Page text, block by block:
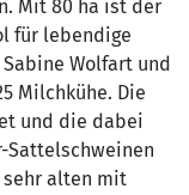
Mit 80 ha ist der
für lebendige
Wolfart und
Milchkühe. Die
und die dabei
Sattelschweinen
alten mit